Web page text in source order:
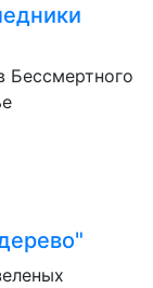
Бессмертного